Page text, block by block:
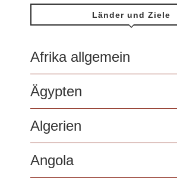
Länder und Ziele
Afrika allgemein
Ägypten
Algerien
Angola